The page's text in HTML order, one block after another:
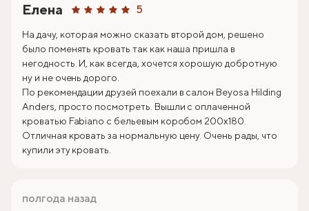
Елена 5
На дачу, которая можно сказать второй дом, решено
было поменять кровать так как наша пришла в
негодность. И, как всегда, хочется хорошую добротную
ну и не очень дорого.
По рекомендации друзей поехали в салон Beyosa Hilding
Anders, просто посмотреть. Вышли с оплаченной
кроватью Fabiano с бельевым коробом 200х180.
Отличная кровать за нормальную цену. Очень рады, что
купили эту кровать.
полгода назад